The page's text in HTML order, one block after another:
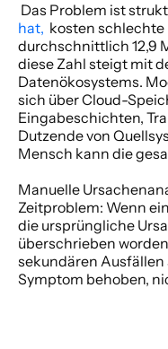
Das Problem ist
hat, kosten
durchschnittlich 12,9
diese Zahl steigt mit
Datenökosystems.
sich über Cloud-
Eingabeschichten,
Dutzende von
Mensch kann die
Manuelle
Zeitproblem: Wenn
die ursprüngliche
überschrieben
sekundären Ausfällen
Symptom behoben,